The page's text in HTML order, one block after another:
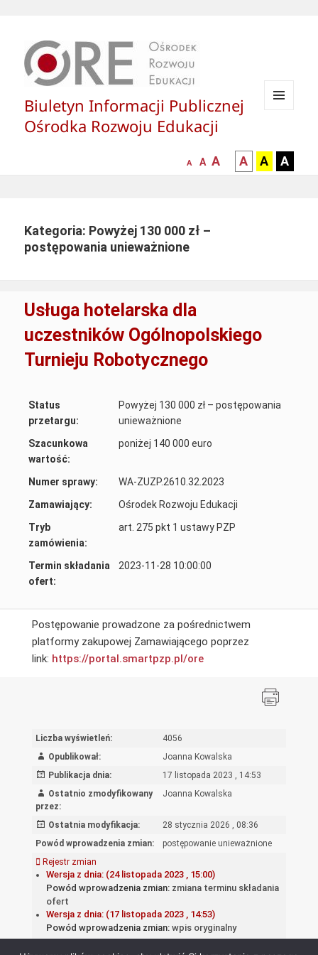
Biuletyn Informacji Publicznej
Ośrodka Rozwoju Edukacji
mniejsza
A
normalna
A
większa-
czcionka
A
kontrast
czarny
A
kontrast
czarny
A
żółty
A
Kategoria: Powyżej 130 000 zł –
postępowania unieważnione
Usługa hotelarska dla
uczestników Ogólnopolskiego
Turnieju Robotycznego
Status
przetargu:
Powyżej 130 000 zł – postępowania
unieważnione
Szacunkowa
wartość:
poniżej 140 000 euro
Numer sprawy:
WA-ZUZP.2610.32.2023
Zamawiający:
Ośrodek Rozwoju Edukacji
Tryb
zamówienia:
art. 275 pkt 1 ustawy PZP
Termin składania
ofert:
2023-11-28 10:00:00
Postępowanie prowadzone za pośrednictwem
platformy zakupowej Zamawiającego poprzez
link: https://portal.smartpzp.pl/ore
Liczba wyświetleń:
4056
Opublikował:
Joanna Kowalska
Publikacja dnia:
17 listopada 2023 , 14:53
Ostatnio zmodyfikowany
przez:
Joanna Kowalska
Ostatnia modyfikacja:
28 stycznia 2026 , 08:36
Powód wprowadzenia zmian:
postępowanie unieważnione
Rejestr zmian
Wersja z dnia: (24 listopada 2023 , 15:00)
Powód wprowadzenia zmian: zmiana terminu składania
ofert
Wersja z dnia: (17 listopada 2023 , 14:53)
Powód wprowadzenia zmian: wpis oryginalny